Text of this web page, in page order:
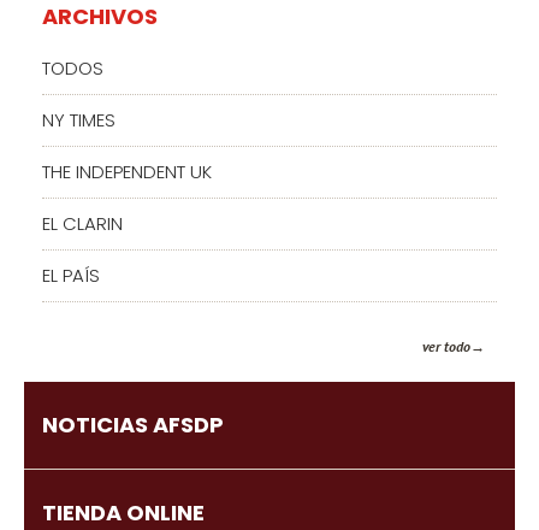
ARCHIVOS
TODOS
NY TIMES
THE INDEPENDENT UK
EL CLARIN
EL PAÍS
ver todo
NOTICIAS AFSDP
TIENDA ONLINE